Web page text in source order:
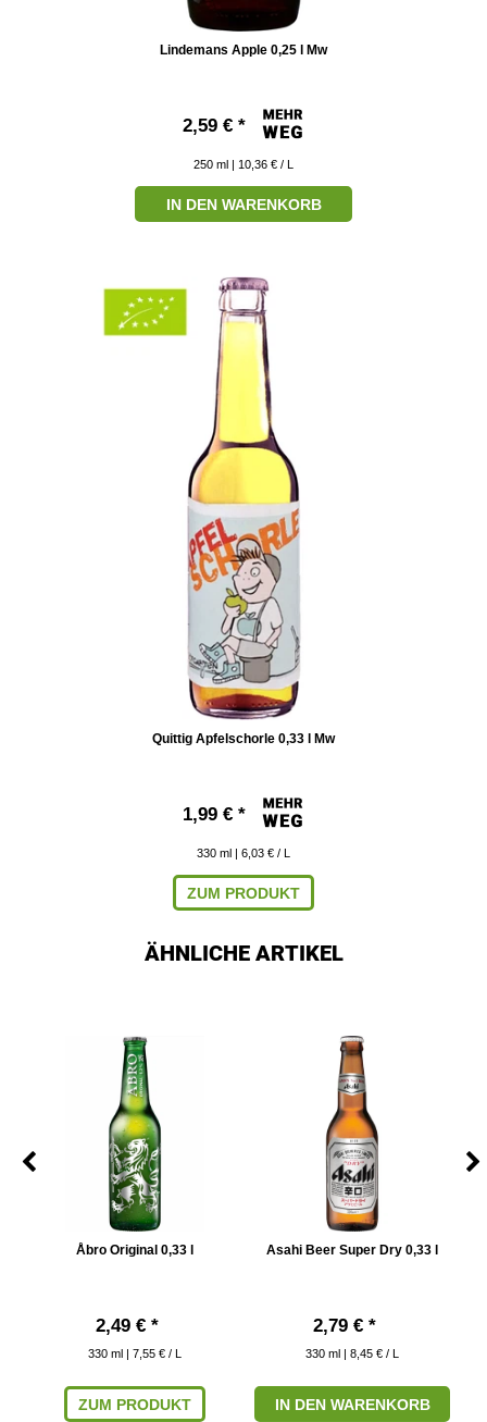
Lindemans Apple 0,25 l Mw
2,59 € *
250 ml | 10,36 € / L
IN DEN WARENKORB
Quittig Apfelschorle 0,33 l Mw
1,99 € *
330 ml | 6,03 € / L
ZUM PRODUKT
ÄHNLICHE ARTIKEL
Åbro Original 0,33 l
2,49 € *
330 ml | 7,55 € / L
ZUM PRODUKT
Asahi Beer Super Dry 0,33 l
2,79 € *
330 ml | 8,45 € / L
IN DEN WARENKORB